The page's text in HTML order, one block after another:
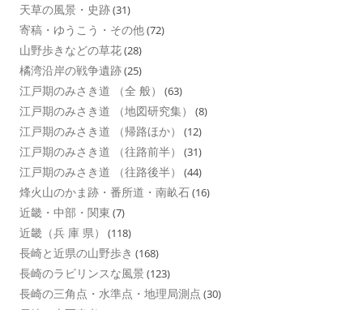
天草の風景・史跡(31)
寄稿・ゆうこう・その他(72)
山野歩きなどの草花(28)
橘湾沿岸の戦争遺跡(25)
江戸期のみさき道 （全 般） (63)
江戸期のみさき道 （地図研究集） (8)
江戸期のみさき道 （帰路ほか） (12)
江戸期のみさき道 （往路前半） (31)
江戸期のみさき道 （往路後半） (44)
烽火山のかま跡・番所道・南畝石(16)
近畿・中部・関東 (7)
近畿（兵 庫 県） (118)
長崎と近県の山野歩き (168)
長崎のラビリンスな風景 (123)
長崎の三角点・水準点・地理局測点 (30)